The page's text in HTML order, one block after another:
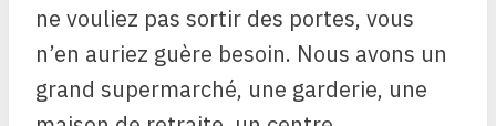
ne vouliez pas sortir des portes, vous
n’en auriez guère besoin. Nous avons un
grand supermarché, une garderie, une